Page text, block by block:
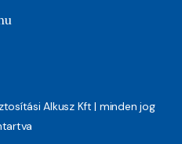
Alkusz Kft | minden jog